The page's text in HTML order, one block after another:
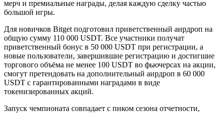
мерч и премиальные награды, делая каждую сделку частью
большой игры.
Для новичков Bitget подготовил приветственный аирдроп на
общую сумму 110 000 USDT. Все участники получат
приветственный бонус в 50 000 USDT при регистрации, а
новые пользователи, завершившие регистрацию и достигшие
торгового объёма не менее 100 USDT во фьючерсах на акции,
смогут претендовать на дополнительный аирдроп в 60 000
USDT с гарантированными наградами в виде
токенизированных акций.
Запуск чемпионата совпадает с пиком сезона отчетности,